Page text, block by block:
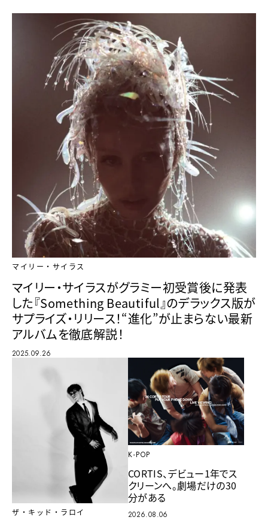
マイリー・サイラス
マイリー・サイラスがグラミー初受賞後に発表
した『Something Beautiful』のデラックス版が
サプライズ・リリース！“進化”が止まらない最新
アルバムを徹底解説！
2025.09.26
ザ・キッド・ラロイ
K-POP
CORTIS、デビュー1年でス
クリーンへ。劇場だけの30
分がある
2026.08.06